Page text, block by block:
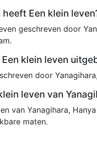
Een klein
geschreven door
klein leven
door
leven van
van Yanagihara,
maten.